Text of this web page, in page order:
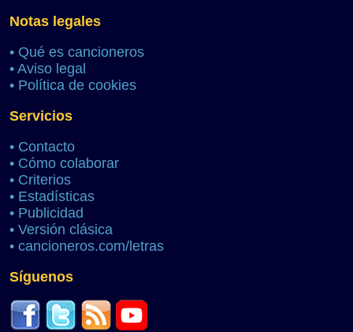
Notas legales
• Qué es cancioneros
• Aviso legal
• Política de cookies
Servicios
• Contacto
• Cómo colaborar
• Criterios
• Estadísticas
• Publicidad
• Versión clásica
• cancioneros.com/letras
Síguenos